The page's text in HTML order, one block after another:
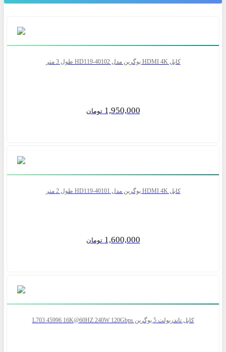
کابل HDMI 4K یوگرین مدل HD119-40102 طول 3 متر
1,950,000 تومان
کابل HDMI 4K یوگرین مدل HD119-40101 طول 2 متر
1,600,000 تومان
کابل تاندربولت 5 یوگرین L703 45996 16K@60HZ 240W 120Gbps